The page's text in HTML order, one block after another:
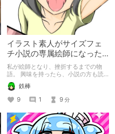
イラスト素人がサイズフェ
チ小説の専属絵師になった
お話
私が絵師となり、挫折するまでの物
語。 興味を持ったら、小説の方も読
んで欲しいなって感じ 私の絵を使っ
てくれてる小説書きさんのページＵＲ
Ｌ
https://www.pixiv.net/users/341489
73/novels?p=1
鉄棒
9
1 9 分